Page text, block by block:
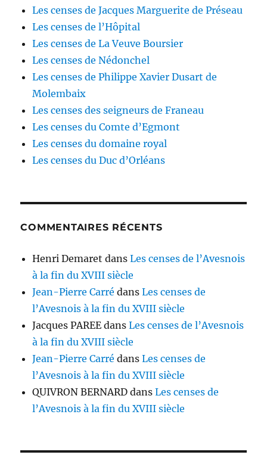
Les censes de Jacques Marguerite de Préseau
Les censes de l’Hôpital
Les censes de La Veuve Boursier
Les censes de Nédonchel
Les censes de Philippe Xavier Dusart de
Molembaix
Les censes des seigneurs de Franeau
Les censes du Comte d’Egmont
Les censes du domaine royal
Les censes du Duc d’Orléans
COMMENTAIRES RÉCENTS
Henri Demaret dansLes censes de l’Avesnois
à la fin du XVIII siècle
Jean-Pierre Carré dansLes censes de
l’Avesnois à la fin du XVIII siècle
Jacques PAREE dansLes censes de l’Avesnois
à la fin du XVIII siècle
Jean-Pierre Carré dansLes censes de
l’Avesnois à la fin du XVIII siècle
QUIVRON BERNARD dansLes censes de
l’Avesnois à la fin du XVIII siècle